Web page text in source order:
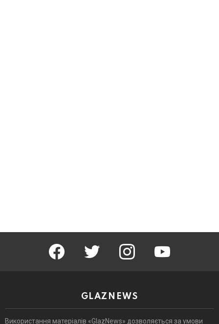
facebook twitter instagram youtube
GLAZNEWS
Використання матеріалів «GlazNews» дозволяється за умови